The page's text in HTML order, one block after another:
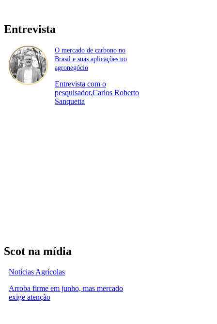
Entrevista
O mercado de carbono no
Brasil e suas aplicações no
agronegócio
Entrevista com o
pesquisador,Carlos Roberto
Sanquetta
Scot na mídia
Notícias Agrícolas
Arroba firme em junho, mas mercado
exige atenção